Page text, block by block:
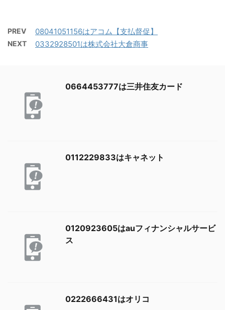
PREV 08041051156はアコム【支払督促】
NEXT 0332928501は株式会社大倉商事
0664453777は三井住友カード
0112229833はキャネット
0120923605はauフィナンシャルサービ
ス
0222666431はオリコ